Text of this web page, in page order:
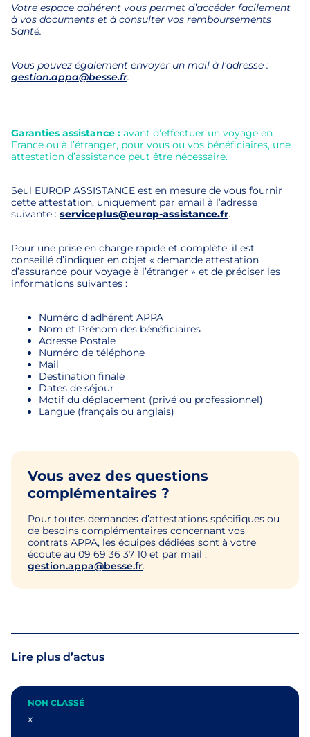
Vous avez des questions
complémentaires ?
Pour toutes demandes d’attestations spécifiques ou
de besoins complémentaires concernant vos
contrats APPA, les équipes dédiées sont à votre
écoute au 09 69 36 37 10 et par mail :
gestion.appa@besse.fr.
Votre espace adhérent vous permet d’accéder facilement
à vos documents et à consulter vos remboursements
Santé.
Vous pouvez également envoyer un mail à l’adresse :
gestion.appa@besse.fr.
Garanties assistance : avant d’effectuer un voyage en
France ou à l’étranger, pour vous ou vos bénéficiaires, une
attestation d’assistance peut être nécessaire.
Seul EUROP ASSISTANCE est en mesure de vous fournir
cette attestation, uniquement par email à l’adresse
suivante : serviceplus@europ-assistance.fr.
Pour une prise en charge rapide et complète, il est
conseillé d’indiquer en objet « demande attestation
d’assurance pour voyage à l’étranger » et de préciser les
informations suivantes :
Numéro d’adhérent APPA
Nom et Prénom des bénéficiaires
Adresse Postale
Numéro de téléphone
Mail
Destination finale
Dates de séjour
Motif du déplacement (privé ou professionnel)
Langue (français ou anglais)
Lire plus d’actus
NON CLASSÉ
x